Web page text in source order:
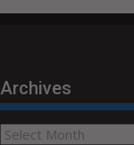
Archives
Archives